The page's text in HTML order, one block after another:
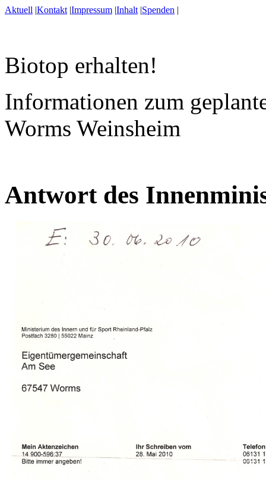
Aktuell |Kontakt |Impressum |Inhalt |Spenden |
Biotop erhalten!
Informationen zum
Worms Weinsheim
Antwort des